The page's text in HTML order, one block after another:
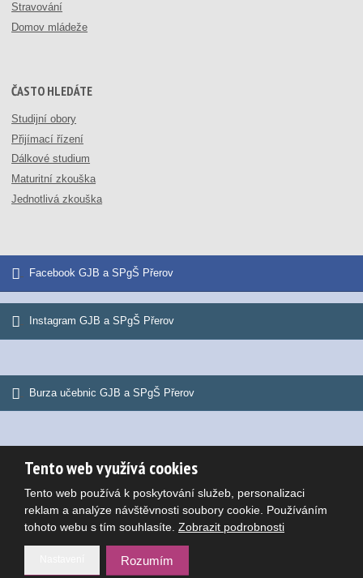
Stravování
Domov mládeže
ČASTO HLEDÁTE
Studijní obory
Přijímací řízení
Dálkové studium
Maturitní zkouška
Jednotlivá zkouška
Facebook GJB a SPgŠ Přerov
Instagram GJB a SPgŠ Přerov
Burza učebnic GJB a SPgŠ Přerov
Mapa stránek |Podmínky použití
VYROBILA
Tento web využívá cookies
Tento web používá k poskytování služeb, personalizaci
reklam a analýze návštěvnosti soubory cookie. Používáním
tohoto webu s tím souhlasíte. Zobrazit podrobnosti
Rozumím
Potřebujete poradit?